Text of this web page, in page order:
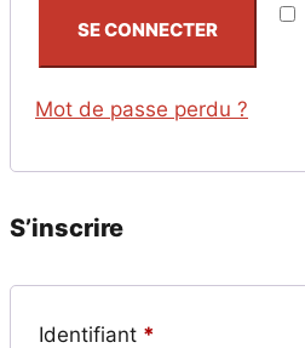
SE CONNECTER
Mot de passe perdu ?
S’inscrire
Identifiant *